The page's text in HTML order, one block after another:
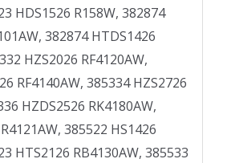
HDS1526 R158W, 382874
382874 HTDS1426
HZS2026 RF4120AW,
RF4140AW, 385334 HZS2726
HZDS2526 RK4180AW,
385522 HS1426
HTS2126 RB4130AW, 385533